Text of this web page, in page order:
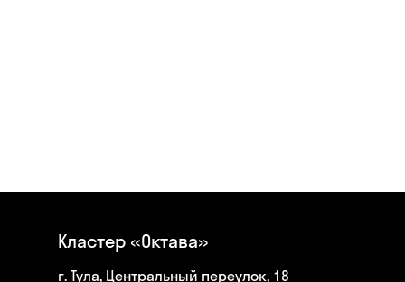
Кластер «Октава»
г. Тула, Центральный переулок, 18